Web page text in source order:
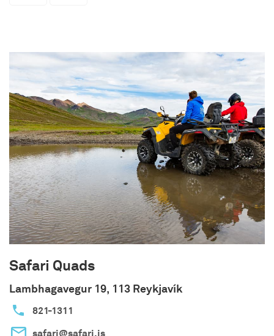
Safari Quads
Lambhagavegur 19, 113 Reykjavík
821-1311
safari@safari.is